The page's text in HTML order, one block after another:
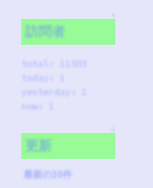
訪問者
total: 11503
today: 1
yesterday: 1
now: 1
更新
最新の10件